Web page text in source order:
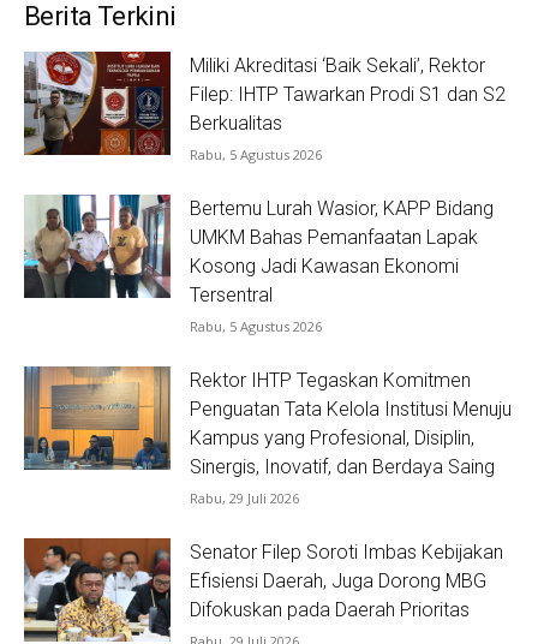
Berita Terkini
Miliki Akreditasi ‘Baik Sekali’, Rektor
Filep: IHTP Tawarkan Prodi S1 dan S2
Berkualitas
Rabu, 5 Agustus 2026
Bertemu Lurah Wasior, KAPP Bidang
UMKM Bahas Pemanfaatan Lapak
Kosong Jadi Kawasan Ekonomi
Tersentral
Rabu, 5 Agustus 2026
Rektor IHTP Tegaskan Komitmen
Penguatan Tata Kelola Institusi Menuju
Kampus yang Profesional, Disiplin,
Sinergis, Inovatif, dan Berdaya Saing
Rabu, 29 Juli 2026
Senator Filep Soroti Imbas Kebijakan
Efisiensi Daerah, Juga Dorong MBG
Difokuskan pada Daerah Prioritas